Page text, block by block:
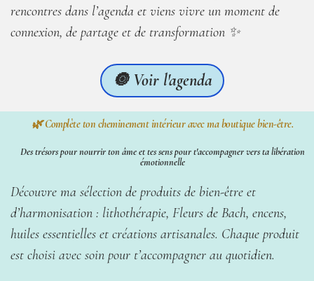
rencontres dans l’agenda et viens vivre un moment de
connexion, de partage et de transformation ✨
🔘 Voir l'agenda
🌿 Complète ton cheminement intérieur avec ma boutique bien-être.
Des trésors pour nourrir ton âme et tes sens pour t'accompagner vers ta libération
émotionnelle
Découvre ma sélection de produits de bien-être et
d’harmonisation : lithothérapie, Fleurs de Bach, encens,
huiles essentielles et créations artisanales. Chaque produit
est choisi avec soin pour t’accompagner au quotidien.